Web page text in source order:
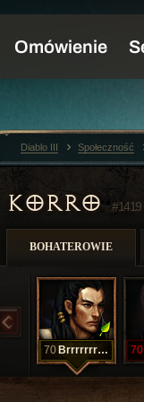
KORRO#1419
BOHATEROWIE
70 Brrrrrrrrrrr 70
Diablo III Społeczność